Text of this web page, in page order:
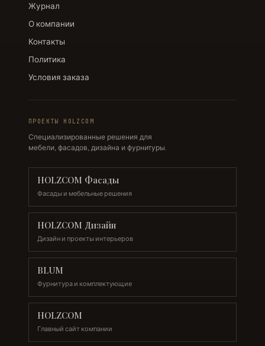
Журнал
О компании
Контакты
Политика
Условия заказа
ПРОЕКТЫ HOLZCOM
Специализированные решения для
мебели, фасадов, дизайна и фурнитуры.
HOLZCOM Фасады
Фасады и мебельные решения
HOLZCOM Дизайн
Дизайн и проекты интерьеров
BLUM
Фурнитура и комплектующие
HOLZCOM
Главный сайт компании